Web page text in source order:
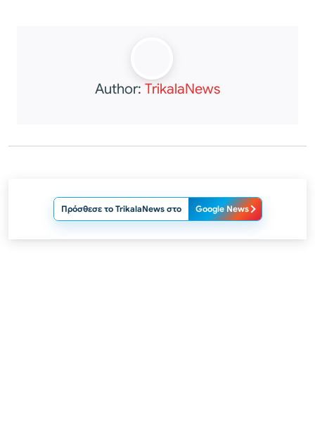
Author: TrikalaNews
Πρόσθεσε το TrikalaNews στο Google News